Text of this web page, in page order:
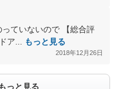
っていないので 【総合評
ア...
もっと見る
2018年12月26日
っと見る